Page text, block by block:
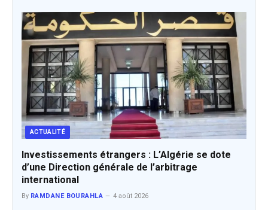
ACTUALITÉ
Investissements étrangers : L’Algérie se dote
d’une Direction générale de l’arbitrage
international
By RAMDANE BOURAHLA 4 août 2026